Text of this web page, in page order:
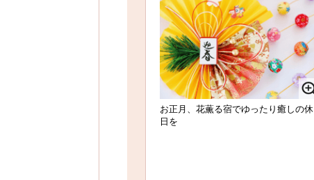
お正月、花薫る宿でゆったり癒しの休
日を